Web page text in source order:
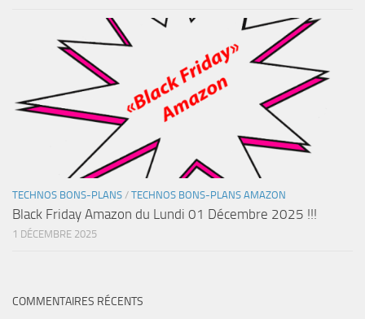
TECHNOS BONS-PLANS / TECHNOS BONS-PLANS AMAZON
Black Friday Amazon du Lundi 01 Décembre 2025 !!!
1 DÉCEMBRE 2025
COMMENTAIRES RÉCENTS